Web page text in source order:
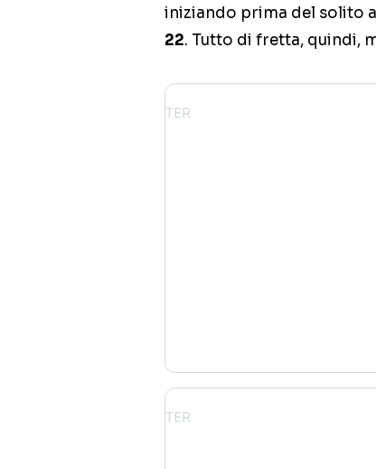
iniziando prima del solito
22. Tutto di fretta, quindi,